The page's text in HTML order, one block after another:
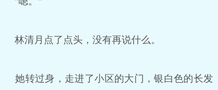
林清月点了点头，没有再说什么。
她转过身，走进了小区的大门，银白色的长发